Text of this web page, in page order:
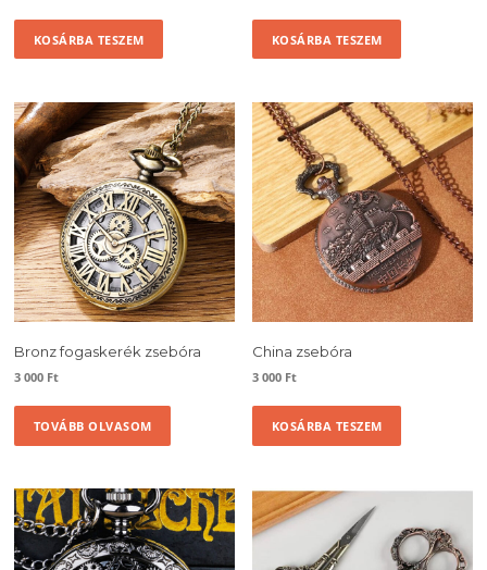
KOSÁRBA TESZEM KOSÁRBA TESZEM
Bronz fogaskerék zsebóra
3 000 Ft
TOVÁBB OLVASOM
China zsebóra
3 000 Ft
KOSÁRBA TESZEM